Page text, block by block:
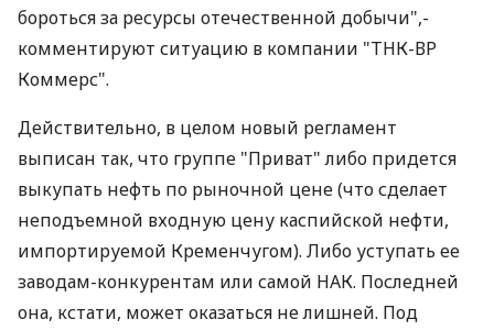
бороться за ресурсы отечественной добычи",-
комментируют ситуацию в компании "ТНК-ВР
Коммерс".
Действительно, в целом новый регламент
выписан так, что группе "Приват" либо придется
выкупать нефть по рыночной цене (что сделает
неподъемной входную цену каспийской нефти,
импортируемой Кременчугом). Либо уступать ее
заводам-конкурентам или самой НАК. Последней
она, кстати, может оказаться не лишней. Под